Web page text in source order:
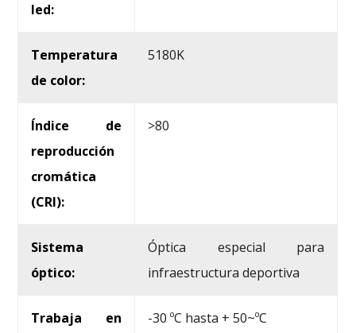
led:
Temperatura
de color:
5180K
Índice de
reproducción
cromática
(CRI):
>80
Sistema
óptico:
Óptica especial para
infraestructura deportiva
Trabaja en
-30 ºC hasta + 50~ºC